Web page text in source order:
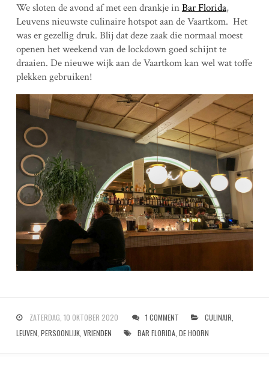
We sloten de avond af met een drankje inBar Florida,
Leuvens nieuwste culinaire hotspot aan de Vaartkom. Het
was er gezellig druk. Blij dat deze zaak die normaal moest
openen het weekend van de lockdown goed schijnt te
draaien. De nieuwe wijk aan de Vaartkom kan wel wat toffe
plekken gebruiken!
ZATERDAG, 10 OKTOBER 2020 1 COMMENT CULINAIR
LEUVEN PERSOONLIJK, VRIENDEN BAR FLORIDA, DE HOORN